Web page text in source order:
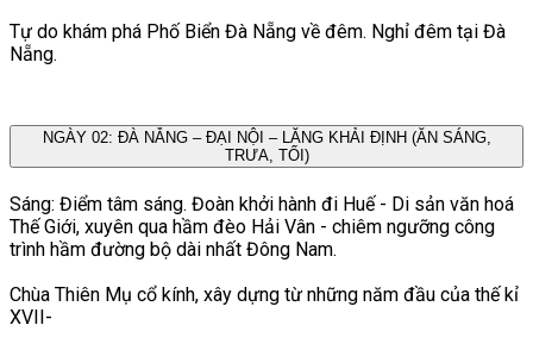
Tự do khám phá Phố Biển Đà Nẵng về đêm. Nghỉ đêm tại Đà
Nẵng.
NGÀY 02: ĐÀ NẴNG – ĐẠI NỘI – LĂNG KHẢI ĐỊNH (ĂN SÁNG,
TRƯA, TỐI)
Sáng: Điểm tâm sáng. Đoàn khởi hành đi Huế - Di sản văn hoá
Thế Giới, xuyên qua hầm đèo Hải Vân - chiêm ngưỡng công
trình hầm đường bộ dài nhất Đông Nam.
Chùa Thiên Mụ cổ kính, xây dựng từ những năm đầu của thế kỉ
XVII-